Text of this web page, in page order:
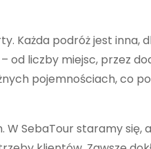
Każda podróż jest
liczby miejsc, przez
pojemnościach, co
SebaTour staramy się,